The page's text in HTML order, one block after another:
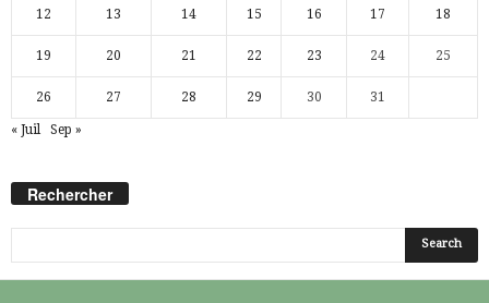
12 13 14 15 16 17 18
19 20 21 22 23 24 25
26 27 28 29 30 31
« Juil Sep »
Rechercher